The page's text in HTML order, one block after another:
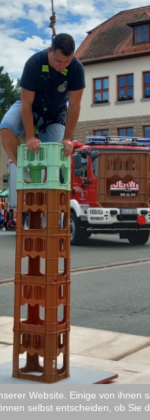
Website. Einige von
selbst entscheiden, ob